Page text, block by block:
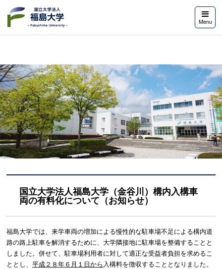
Menu
国立大学法人福島大学（金谷川）構内入構車
両の有料化について（お知らせ）
福島大学では、来学車両の増加による慢性的な駐車場不足による構内道
路の路上駐車を解消するために、大学隣接地に駐車場を整備することと
しました。併せて、駐車場利用者に対して適正な受益者負担を求めるこ
ととし、 平成２８年６月１日から 入構料を徴収することとなりました。